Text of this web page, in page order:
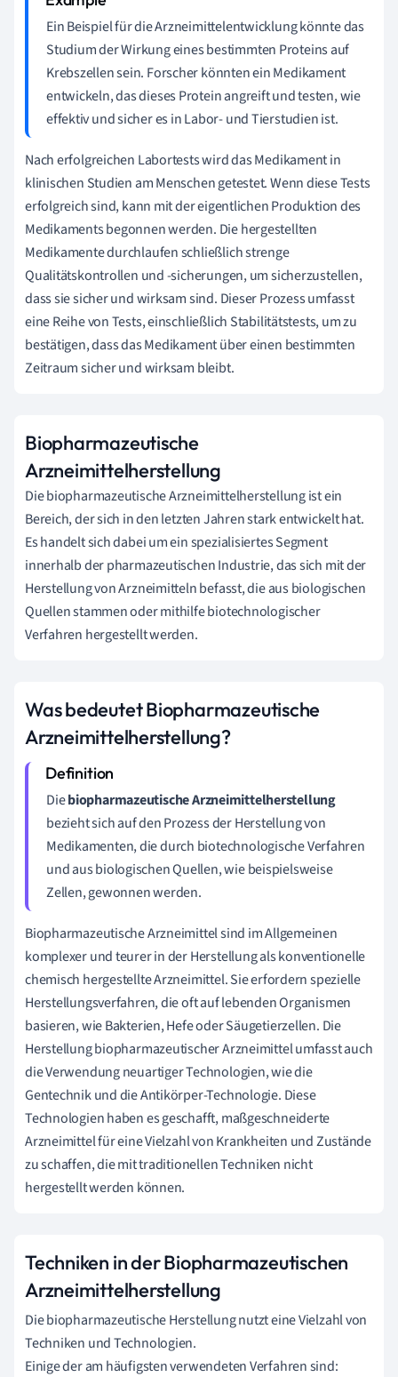
Ein Beispiel für die Arzneimittelentwicklung könnte das
Studium der Wirkung eines bestimmten Proteins auf
Krebszellen sein. Forscher könnten ein Medikament
entwickeln, das dieses Protein angreift und testen, wie
effektiv und sicher es in Labor- und Tierstudien ist.
Nach erfolgreichen Labortests wird das Medikament in
klinischen Studien am Menschen getestet. Wenn diese Tests
erfolgreich sind, kann mit der eigentlichen Produktion des
Medikaments begonnen werden. Die hergestellten
Medikamente durchlaufen schließlich strenge
Qualitätskontrollen und -sicherungen, um sicherzustellen,
dass sie sicher und wirksam sind. Dieser Prozess umfasst
eine Reihe von Tests, einschließlich Stabilitätstests, um zu
bestätigen, dass das Medikament über einen bestimmten
Zeitraum sicher und wirksam bleibt.
Biopharmazeutische
Arzneimittelherstellung
Die biopharmazeutische Arzneimittelherstellung ist ein
Bereich, der sich in den letzten Jahren stark entwickelt hat.
Es handelt sich dabei um ein spezialisiertes Segment
innerhalb der pharmazeutischen Industrie, das sich mit der
Herstellung von Arzneimitteln befasst, die aus biologischen
Quellen stammen oder mithilfe biotechnologischer
Verfahren hergestellt werden.
Was bedeutet Biopharmazeutische
Arzneimittelherstellung?
Diebiopharmazeutische Arzneimittelherstellung
bezieht sich auf den Prozess der Herstellung von
Medikamenten, die durch biotechnologische Verfahren
und aus biologischen Quellen, wie beispielsweise
Zellen, gewonnen werden.
Biopharmazeutische Arzneimittel sind im Allgemeinen
komplexer und teurer in der Herstellung als konventionelle
chemisch hergestellte Arzneimittel. Sie erfordern spezielle
Herstellungsverfahren, die oft auf lebenden Organismen
basieren, wie Bakterien, Hefe oder Säugetierzellen. Die
Herstellung biopharmazeutischer Arzneimittel umfasst auch
die Verwendung neuartiger Technologien, wie die
Gentechnik und die Antikörper-Technologie. Diese
Technologien haben es geschafft, maßgeschneiderte
Arzneimittel für eine Vielzahl von Krankheiten und Zustände
zu schaffen, die mit traditionellen Techniken nicht
hergestellt werden können.
Techniken in der Biopharmazeutischen
Arzneimittelherstellung
Die biopharmazeutische Herstellung nutzt eine Vielzahl von
Techniken und Technologien.
Einige der am häufigsten verwendeten Verfahren sind: